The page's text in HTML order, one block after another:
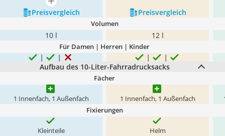
mehr anzeigen
Preis­vergleich
Preis­vergleich
Volumen
10 l 12 l
Für Damen | Herren | Kinder
Aufbau des 10-Liter-Fahrradrucksacks
Fächer
1 Innenfach, 1 Außenfach 1 Innenfach, 1 Außenfach
Fixierungen
Kleinteile Helm